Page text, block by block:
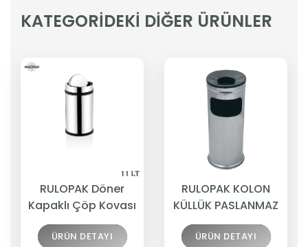
KATEGORİDEKİ DİĞER ÜRÜNLER
RULOPAK Döner
Kapaklı Çöp Kovası
ÜRÜN DETAYI
RULOPAK KOLON
KÜLLÜK PASLANMAZ
ÜRÜN DETAYI